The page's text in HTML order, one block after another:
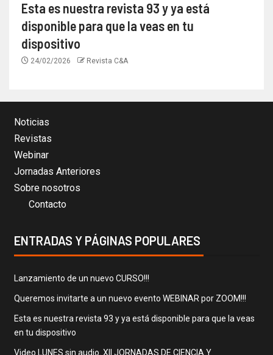
Esta es nuestra revista 93 y ya está
disponible para que la veas en tu
dispositivo
24/02/2026 Revista C&A
Noticias
Revistas
Webinar
Jornadas Anteriores
Sobre nosotros
Contacto
ENTRADAS Y PÁGINAS POPULARES
Lanzamiento de un nuevo CURSO!!!
Queremos invitarte a un nuevo evento WEBINAR por ZOOM!!!
Esta es nuestra revista 93 y ya está disponible para que la veas
en tu dispositivo
Video LUNES sin audio. XII JORNADAS DE CIENCIA Y